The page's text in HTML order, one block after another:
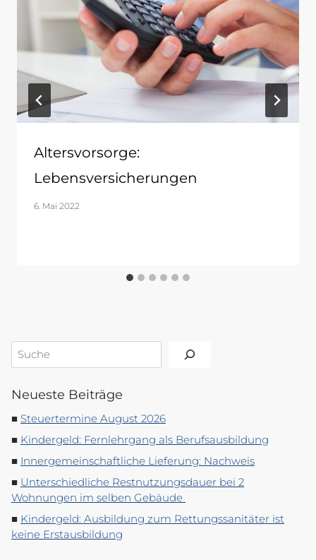
Altersvorsorge:
Lebensversicherungen
6. Mai 2022
Suchen
Neueste Beiträge
Steuertermine August 2026
Kindergeld: Fernlehrgang als Berufsausbildung
Innergemeinschaftliche Lieferung: Nachweis
Unterschiedliche Restnutzungsdauer bei 2
Wohnungen im selben Gebäude
Kindergeld: Ausbildung zum Rettungssanitäter ist
keine Erstausbildung